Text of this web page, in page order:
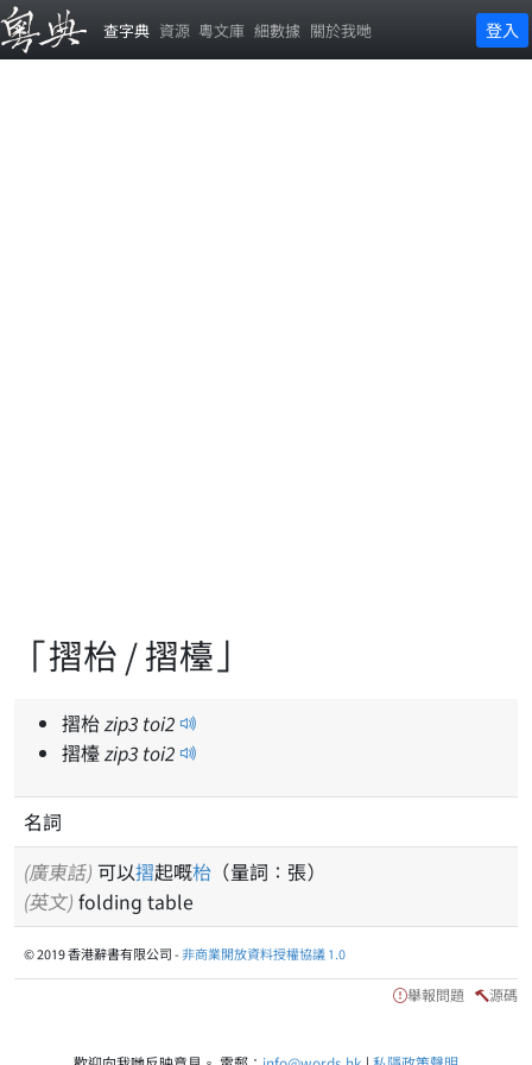
查字典 資源 粵文庫 細數據 關於我哋 登入
「摺枱 / 摺檯」
摺枱zip3 toi2
摺檯zip3 toi2
名詞
(廣東話) 可以摺起嘅枱 （量詞：張）
(英文) folding table
© 2019 香港辭書有限公司 -非商業開放資料授權協議 1.0
舉報問題 源碼